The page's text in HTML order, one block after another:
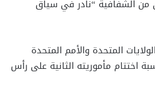
من الشفافية “نادر في سياق
المتحدة والأمم المتحدة
اختتام مأموريته الثانية على رأس